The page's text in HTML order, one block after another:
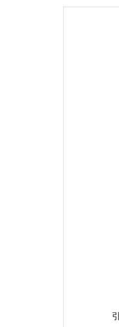
引